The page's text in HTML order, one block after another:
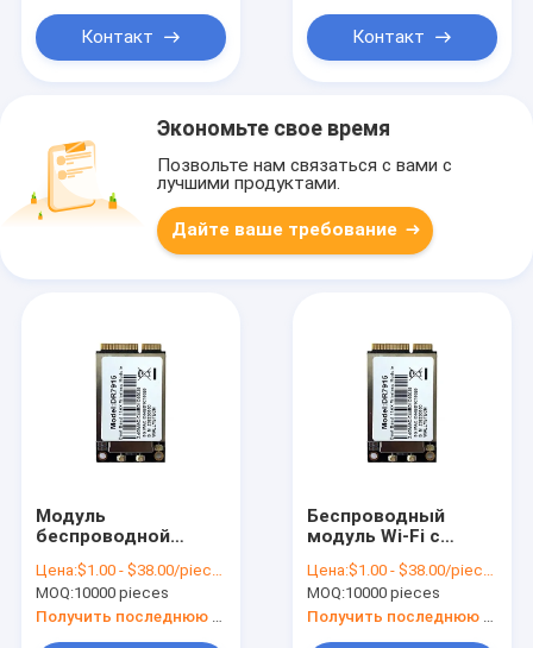
Контакт
передачи данных
до 150 Мбит / с
Контакт
Экономьте свое время
Позвольте нам связаться с вами с
лучшими продуктами.
Дайте ваше требование
Модуль
беспроводной
дальностью до 100
м совместим с
большинством
операционных
Цена:$1.00 - $38.00/pieces
MOQ:10000 pieces
Беспроводный
модуль Wi-Fi с
RTL8188FTV и
встроенной
антенной PCB
Цена:$1.00 - $38.00/pieces
MOQ:10000 pieces